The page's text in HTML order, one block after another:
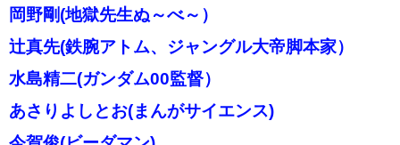
岡野剛(地獄先生ぬ～べ～）
辻真先(鉄腕アトム、ジャングル大帝脚本家）
水島精二(ガンダム00監督）
あさりよしとお(まんがサイエンス)